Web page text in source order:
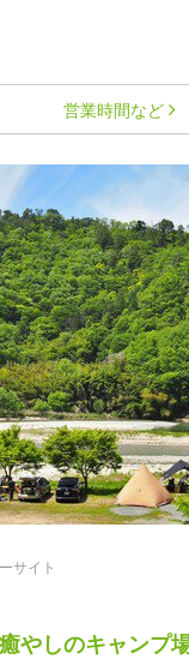
営業時間など
サイト
やしのキャンプ